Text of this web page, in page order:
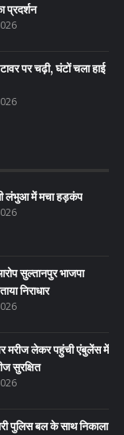
प्रदर्शन
पर चढ़ी, घंटों चला हाई
लंभुआ में मचा हड़कंप
सुल्तानपुर भाजपा
निराधार
मरीज लेकर पहुंची एंबुलेंस में
सुरक्षित
पुलिस बल के साथ निकाला